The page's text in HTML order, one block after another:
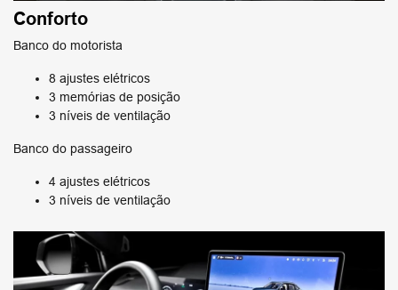
Conforto
Banco do motorista
8 ajustes elétricos
3 memórias de posição
3 níveis de ventilação
Banco do passageiro
4 ajustes elétricos
3 níveis de ventilação